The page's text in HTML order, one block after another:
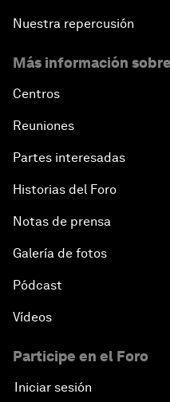
The New Banking
Forum Debate: The
Transformational
An Insight, An Idea with
Religion: A Pretext for
The End of Blindness
Nuestra repercusión
Más información
Centros
Reuniones
Partes interesadas
Historias del Foro
Notas de prensa
Galería de fotos
Pódcast
Vídeos
Participe en el Foro
Iniciar sesión